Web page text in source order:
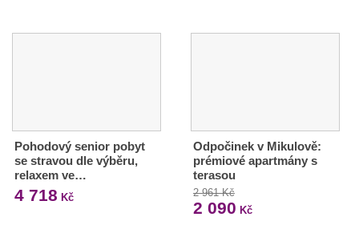
Pohodový senior pobyt
se stravou dle výběru,
relaxem ve…
4 718 Kč
Odpočinek v Mikulově:
prémiové apartmány s
terasou
2 961 Kč
2 090 Kč